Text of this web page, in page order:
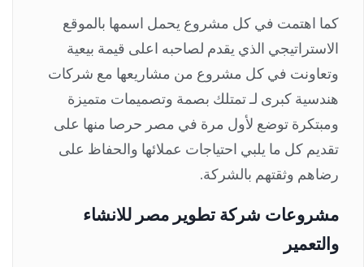
كما اهتمت في كل مشروع يحمل اسمها بالموقع
الاستراتيجي الذي يقدم لصاحبه اعلى قيمة بيعية
وتعاونت في كل مشروع من مشاريعها مع شركات
هندسية كبرى لـ تمتلك بصمة وتصميمات متميزة
ومبتكرة توضع لأول مرة في مصر حرصا منها على
تقديم كل ما يلبي احتياجات عملائها والحفاظ على
رضاهم وثقتهم بالشركة.
مشروعات شركة تطوير مصر للانشاء
والتعمير